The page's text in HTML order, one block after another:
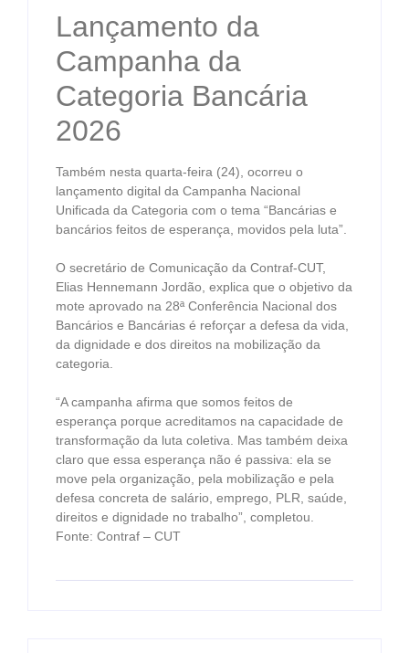
Lançamento da
Campanha da
Categoria Bancária
2026
Também nesta quarta-feira (24), ocorreu o
lançamento digital da Campanha Nacional
Unificada da Categoria com o tema “Bancárias e
bancários feitos de esperança, movidos pela luta”.
O secretário de Comunicação da Contraf-CUT,
Elias Hennemann Jordão, explica que o objetivo da
mote aprovado na 28ª Conferência Nacional dos
Bancários e Bancárias é reforçar a defesa da vida,
da dignidade e dos direitos na mobilização da
categoria.
“A campanha afirma que somos feitos de
esperança porque acreditamos na capacidade de
transformação da luta coletiva. Mas também deixa
claro que essa esperança não é passiva: ela se
move pela organização, pela mobilização e pela
defesa concreta de salário, emprego, PLR, saúde,
direitos e dignidade no trabalho”, completou.
Fonte: Contraf – CUT